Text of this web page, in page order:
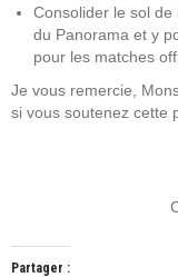
Consolider le sol de
du Panorama et y
pour les matches
Je vous remercie,
si vous soutenez cette
Partager :